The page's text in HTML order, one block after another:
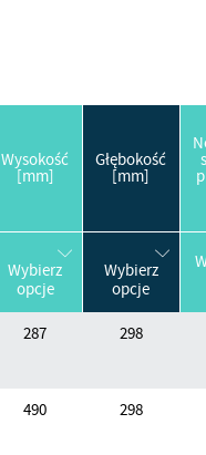
Wysokość
[mm]
Głębokość
[mm]
Wybierz
opcje
Wybierz
opcje
287 298
490 298